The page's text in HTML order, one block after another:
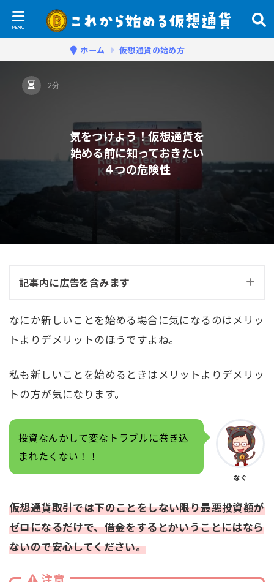
ホーム 仮想通貨の始め方
気をつけよう！仮想通貨を
始める前に知っておきたい
４つの危険性
2分
記事内に広告を含みます
なにか新しいことを始める場合に気になるのはメリッ
トよりデメリットのほうですよね。
私も新しいことを始めるときはメリットよりデメリッ
トの方が気になります。
投資なんかして変なトラブルに巻き込
まれたくない！！
なぐ
仮想通貨取引では下のことをしない限り最悪投資額が
ゼロになるだけで、借金をするとかいうことにはなら
ないので安心してください。
注意